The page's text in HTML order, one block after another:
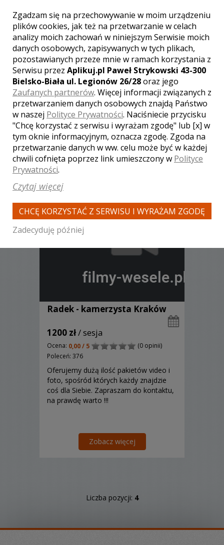
Paweł - kamerzysta Rzeszów
2999 zł/ sesja
Ocena:0,00 / 5
(0 opinii)
Poleceń: 77
Miłość zasługuje na kadry, które będą
mówiły o niej przez lata
Radek - kamerzysta Kraków
1200 zł/ sesja
Ocena: 0,00 / 5
(0 opinii)
Poleceń: 376
Oferujemy dużą ilość pakietów video i
foto, spośród których każdy znajdzie
coś dla Siebie. Zapraszam do kontaktu,
na prawdę warto !!!
Zobacz więcej
Liczba pozycji: 4
Zgadzam się na przechowywanie w moim urządzeniu
plików cookies, jak też na przetwarzanie w celach
analizy moich zachowań w niniejszym Serwisie moich
danych osobowych, zapisywanych w tych plikach,
pozostawianych przeze mnie w ramach korzystania z
Serwisu przez Aplikuj.pl Paweł Strykowski 43-300
Bielsko-Biała ul. Legionów 26/28oraz jego
Zaufanych partnerów. Więcej informacji związanych z
przetwarzaniem danych osobowych znajdą Państwo
w naszej Polityce Prywatności. Naciśniecie przycisku
"Chcę korzystać z serwisu i wyrażam zgodę" lub [x] w
tym oknie informacyjnym, oznacza zgodę. Zgoda na
przetwarzanie danych w ww. celu może być w każdej
chwili cofnięta poprzez link umieszczony w Polityce
Prywatności.
Czytaj więcej
CHCĘ KORZYSTAĆ Z SERWISU I WYRAŻAM ZGODĘ
Zadecyduję później